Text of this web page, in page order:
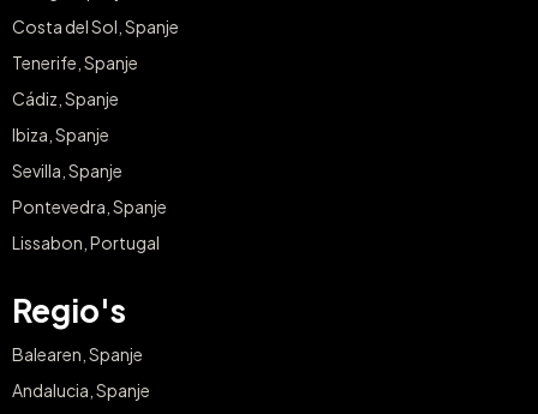
Costa del Sol, Spanje
Tenerife, Spanje
Cádiz, Spanje
Ibiza, Spanje
Sevilla, Spanje
Pontevedra, Spanje
Lissabon, Portugal
Regio's
Balearen, Spanje
Andalucia, Spanje